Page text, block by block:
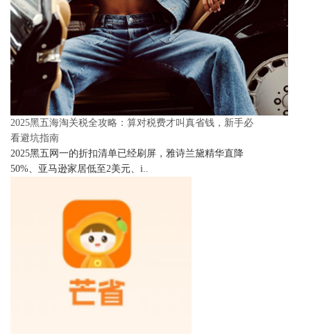
2025黑五海淘关税全攻略：算对税费才叫真省钱，新手必
看避坑指南
2025黑五网一的折扣清单已经刷屏，雅诗兰黛精华直降
50%、亚马逊家居低至2美元、i..